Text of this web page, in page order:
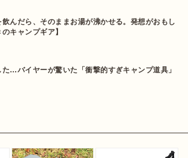
んだら、そのままお湯が沸かせる。発想がおもし
キャンプギア】
…バイヤーが驚いた「衝撃的すぎキャンプ道具」